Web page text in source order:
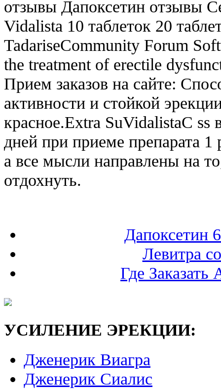
отзывы Дапоксетин отзывы
Vidalista 10 таблеток 20
TadariseCommunity Forum
the treatment of erectile
Прием заказов на сайте:
активности и стойкой
красное.Extra SuVidalistaC ss
дней при приеме препарата
а все мысли направлены на
отдохнуть.
Дапоксетин
Левитра
Где
УСИЛЕНИЕ ЭРЕКЦИИ:
Дженерик Виагра
Дженерик Сиалис